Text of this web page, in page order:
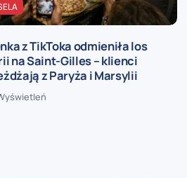
z TikToka odmieniła los
na Saint-Gilles – klienci
z Paryża i Marsylii